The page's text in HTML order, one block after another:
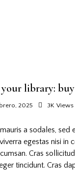
library:
2025 3K Views
a sodales, sed
egestas nisi in
Cras
tincidunt. Cras